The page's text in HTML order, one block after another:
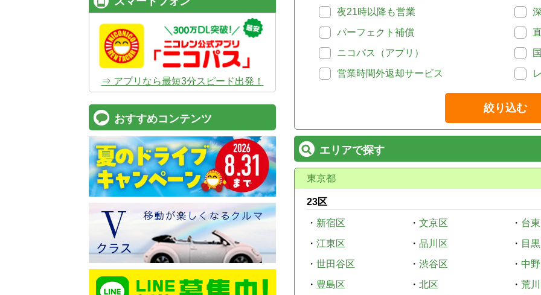
夜21時以降も営業
パーフェクト補償
ニコパス（アプリ）
営業時間外返却サービス
絞り込む
エリアで探す
東京都
23区
・ 新宿区 ・ 文京区 ・ 台
・ 江東区 ・ 品川区 ・ 目
・ 世田谷区 ・ 渋谷区 ・ 中
・ 豊島区 ・ 北区 ・ 荒
⇒ アプリなら最短3分スピード出発！
おすすめコンテンツ